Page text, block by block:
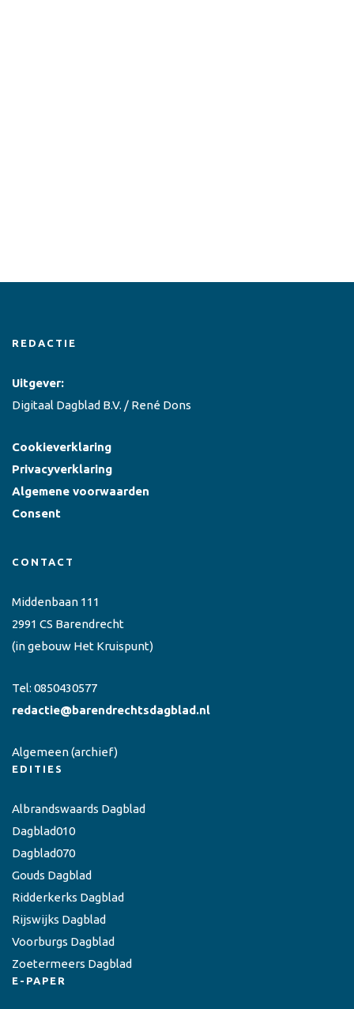
REDACTIE
Uitgever:
Digitaal Dagblad B.V. / René Dons
Cookieverklaring
Privacyverklaring
Algemene voorwaarden
Consent
CONTACT
Middenbaan 111
2991 CS Barendrecht
(in gebouw Het Kruispunt)
Tel: 0850430577
redactie@barendrechtsdagblad.nl
Algemeen(archief)
EDITIES
Albrandswaards Dagblad
Dagblad010
Dagblad070
Gouds Dagblad
Ridderkerks Dagblad
Rijswijks Dagblad
Voorburgs Dagblad
Zoetermeers Dagblad
E-PAPER